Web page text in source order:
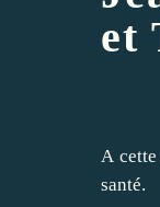
et
A
santé.